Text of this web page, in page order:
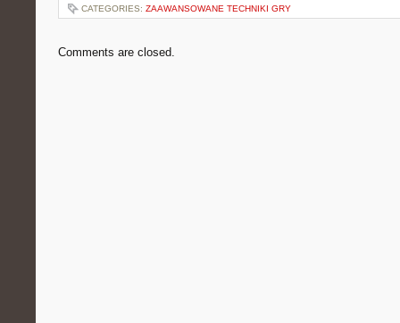
CATEGORIES: ZAAWANSOWANE TECHNIKI GRY
Comments are closed.